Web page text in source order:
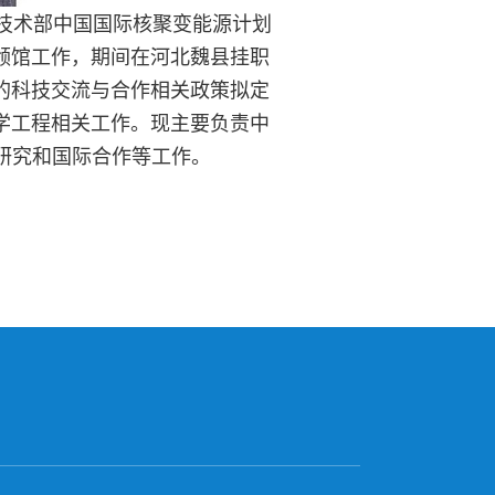
术部中国国际核聚变能源计划
工作，期间在河北魏县挂职
技交流与合作相关政策拟定
程相关工作。现主要负责中
和国际合作等工作。